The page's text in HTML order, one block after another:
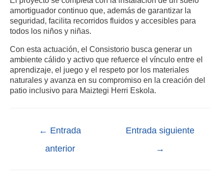
amortiguador continuo que, además de garantizar la
seguridad, facilita recorridos fluidos y accesibles para
todos los niños y niñas.
Con esta actuación, el Consistorio busca generar un
ambiente cálido y activo que refuerce el vínculo entre el
aprendizaje, el juego y el respeto por los materiales
naturales y avanza en su compromiso en la creación del
patio inclusivo para Maiztegi Herri Eskola.
← Entrada
anterior
Entrada siguiente
→